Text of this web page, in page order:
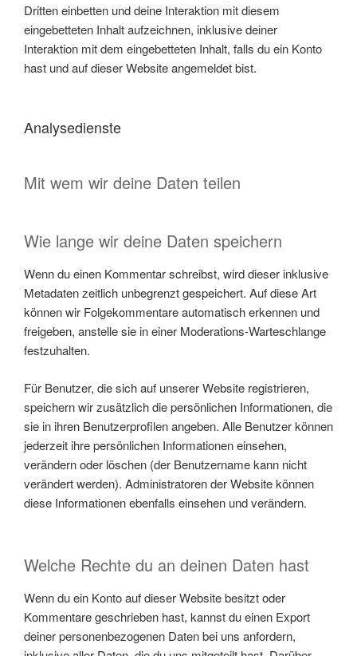
Dritten einbetten und deine Interaktion mit diesem
eingebetteten Inhalt aufzeichnen, inklusive deiner
Interaktion mit dem eingebetteten Inhalt, falls du ein Konto
hast und auf dieser Website angemeldet bist.
Analysedienste
Mit wem wir deine Daten teilen
Wie lange wir deine Daten speichern
Wenn du einen Kommentar schreibst, wird dieser inklusive
Metadaten zeitlich unbegrenzt gespeichert. Auf diese Art
können wir Folgekommentare automatisch erkennen und
freigeben, anstelle sie in einer Moderations-Warteschlange
festzuhalten.
Für Benutzer, die sich auf unserer Website registrieren,
speichern wir zusätzlich die persönlichen Informationen, die
sie in ihren Benutzerprofilen angeben. Alle Benutzer können
jederzeit ihre persönlichen Informationen einsehen,
verändern oder löschen (der Benutzername kann nicht
verändert werden). Administratoren der Website können
diese Informationen ebenfalls einsehen und verändern.
Welche Rechte du an deinen Daten hast
Wenn du ein Konto auf dieser Website besitzt oder
Kommentare geschrieben hast, kannst du einen Export
deiner personenbezogenen Daten bei uns anfordern,